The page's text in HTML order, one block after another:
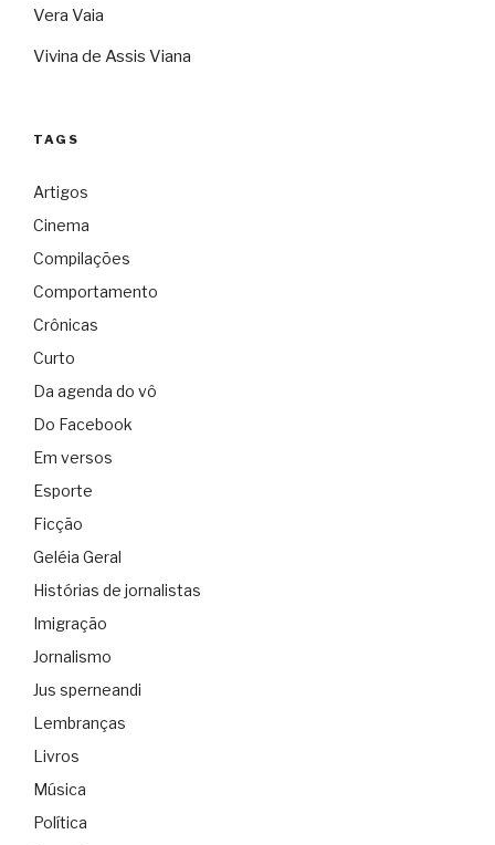
Vera Vaia
Vivina de Assis Viana
TAGS
Artigos
Cinema
Compilações
Comportamento
Crônicas
Curto
Da agenda do vô
Do Facebook
Em versos
Esporte
Ficção
Geléia Geral
Histórias de jornalistas
Imigração
Jornalismo
Jus sperneandi
Lembranças
Livros
Música
Política